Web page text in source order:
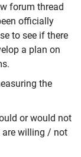
forum thread
officially
to see if there
a plan on
the
or would not
are willing / not